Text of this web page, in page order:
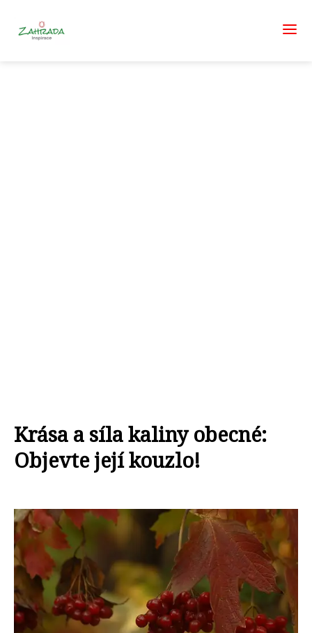
Krása a síla kaliny obecné:
Objevte její kouzlo!